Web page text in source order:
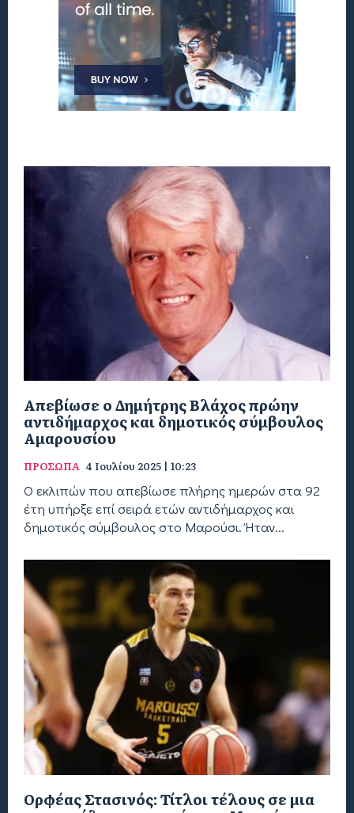
Απεβίωσε ο Δημήτρης Βλάχος πρώην
αντιδήμαρχος και δημοτικός σύμβουλος
Αμαρουσίου
ΠΡΟΣΩΠΑ 4 Ιουλίου 2025 | 10:23
Ο εκλιπών που απεβίωσε πλήρης ημερών στα 92
έτη υπήρξε επί σειρά ετών αντιδήμαρχος και
δημοτικός σύμβουλος στο Μαρούσι. Ήταν...
Ορφέας Στασινός: Τίτλοι τέλους σε μια